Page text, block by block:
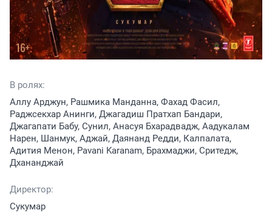
В ролях:
Аллу Арджун, Рашмика Манданна, Фахад Фасил,
Раджсекхар Анинги, Джагадиш Пратхап Бандари,
Джагапати Бабу, Сунил, Анасуя Бхарадвадж, Аадукалам
Нарен, Шанмук, Аджай, Даянанд Редди, Калпалата,
Адития Менон, Pavani Karanam, Брахмаджи, Сритедж,
Дхананджай
Директор:
Сукумар